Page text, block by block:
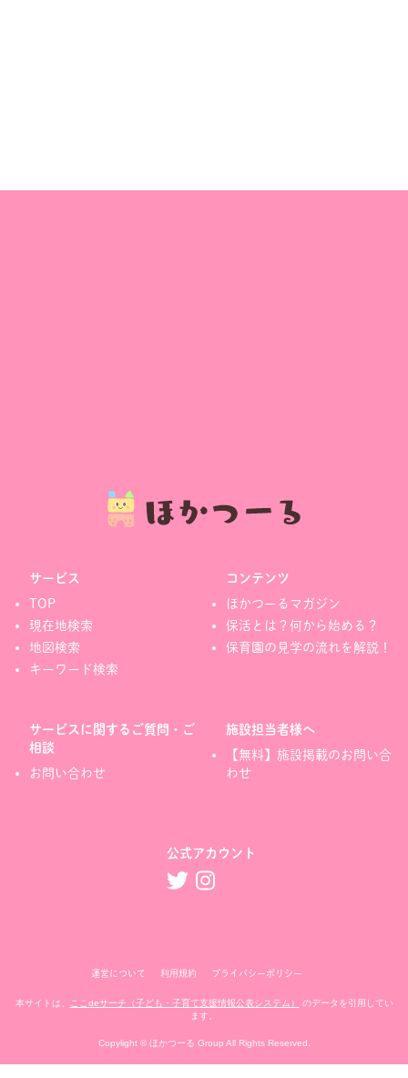
サービス
TOP
現在地検索
地図検索
キーワード検索
コンテンツ
ほかつーるマガジン
保活とは？何から始める？
保育園の見学の流れを解説！
サービスに関するご質問・ご
相談
お問い合わせ
施設担当者様へ
【無料】施設掲載のお問い合
わせ
公式アカウント
運営について 利用規約 プライバシーポリシー
本サイトは、 ここdeサーチ（子ども・子育て支援情報公表システム）
のデータを引用してい
ます。
Copylight © ほかつーる Group All Rights Reserved.